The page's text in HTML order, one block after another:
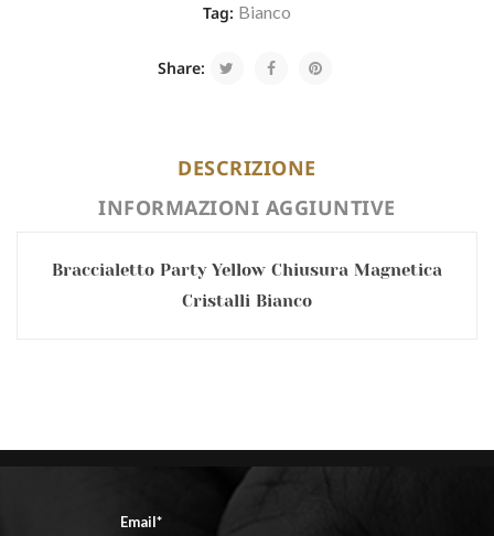
Tag: Bianco
Share:
DESCRIZIONE
INFORMAZIONI AGGIUNTIVE
Braccialetto Party Yellow Chiusura Magnetica
Cristalli Bianco
Email*